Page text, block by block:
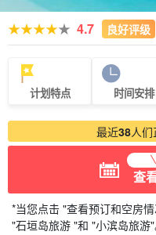
4.7 良好评级
计划特点 时间安排
最近38人
查
*当您点击 "查看预订和空房
"石垣岛旅游 "和 "小滨岛旅游